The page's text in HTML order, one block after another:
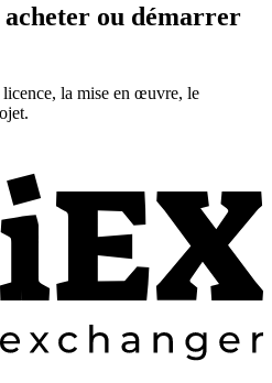
ou démarrer
la mise en œuvre, le